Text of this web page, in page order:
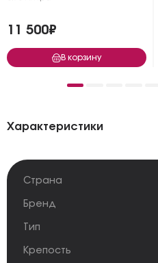
11 500₽
В корзину
Характеристики
Страна
Бренд
Тип
Крепость